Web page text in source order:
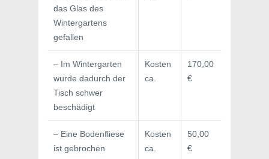
das Glas des
Wintergartens
gefallen
– Im Wintergarten
wurde dadurch der
Tisch schwer
beschädigt
Kosten
ca.
170,00
€
– Eine Bodenfliese
ist gebrochen
Kosten
ca.
50,00
€